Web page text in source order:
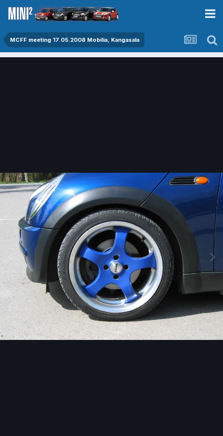
MCFF meeting 17.05.2008 Mobilia, Kangasala